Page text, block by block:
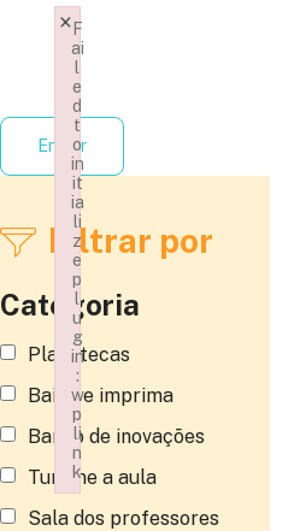
Entrar
Filtrar por
Categoria
Planotecas
Baixe e imprima
Banco de inovações
Turbine a aula
Sala dos professores
F
ai
l
e
d
t
o
in
it
ia
li
z
e
p
l
u
g
in
:
w
p
li
n
k
×
Failed to initialize plugin: wplink